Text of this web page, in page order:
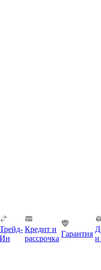
Трейд-
Ин
Кредит и
рассрочка
Гарантия
и